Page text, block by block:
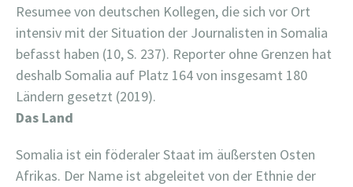
Resumee von deutschen Kollegen, die sich vor Ort
intensiv mit der Situation der Journalisten in Somalia
befasst haben (10, S. 237). Reporter ohne Grenzen hat
deshalb Somalia auf Platz 164 von insgesamt 180
Ländern gesetzt (2019).
Das Land
Somalia ist ein föderaler Staat im äußersten Osten
Afrikas. Der Name ist abgeleitet von der Ethnie der